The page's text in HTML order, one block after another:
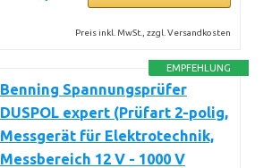
Preis inkl. MwSt., zzgl. Versandkosten
EMPFEHLUNG
Benning Spannungsprüfer
DUSPOL expert (Prüfart 2-polig,
Messgerät für Elektrotechnik,
Messbereich 12 V - 1000 V